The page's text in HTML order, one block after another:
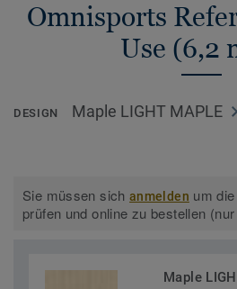
Omnisports
Use (6,2
DESIGN Maple LIGHT MAPLE
Sie müssen sichanmelden um
prüfen und online zu bestellen
Maple